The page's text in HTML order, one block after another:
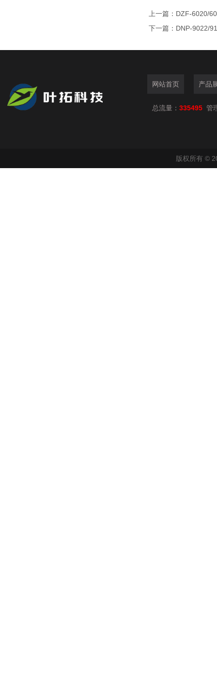
上一篇： DZF-6020/
下一篇： DNP-9022/
网站首页 产品
总流量： 335495 管
版权所有 ©